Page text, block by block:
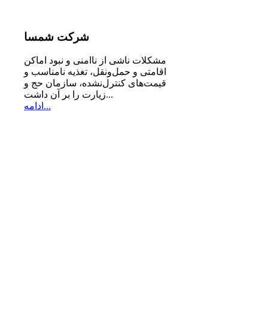
شرکت شمسا
مشكلات ناشی از ناامنی و نبود اماكن
اقامتی و حمل‌ونقل، تغذیه‌ نامناسب و
قیمت‌های كنترل‌نشده، سازمان حج و
زیارت را بر آن داشت...
ادامه...